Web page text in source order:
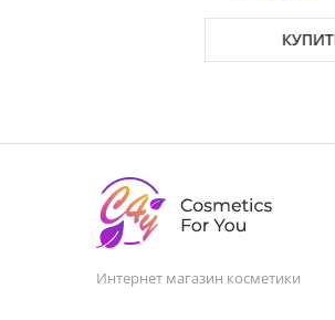
КУПИТЬ
Интернет магазин косметики